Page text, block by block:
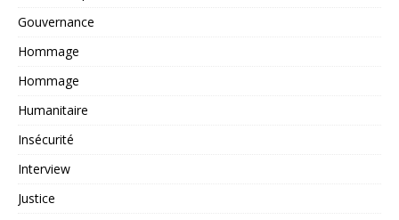
Gouvernance
Hommage
Hommage
Humanitaire
Insécurité
Interview
Justice